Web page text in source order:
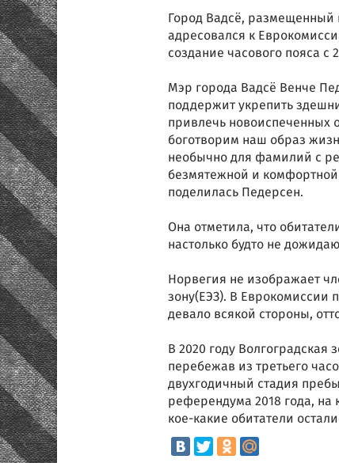
Город Вадсё,
адресовался к
создание часового пояса
Мэр города Вадсё Венче
поддержит укрепить
привлечь новоиспеченных
боготворим наш образ
необычно для фамилий с
безмятежной и
поделилась Педерсен.
Она отметила, что
настолько будто не
Норвегия не изображает
зону(ЕЭЗ). В Еврокомиссии
девало всякой стороны,
В 2020 году Волгоградская
перебежав из третьего
двухгодичный стадия
референдума 2018 года, на
кое-какие обитатели